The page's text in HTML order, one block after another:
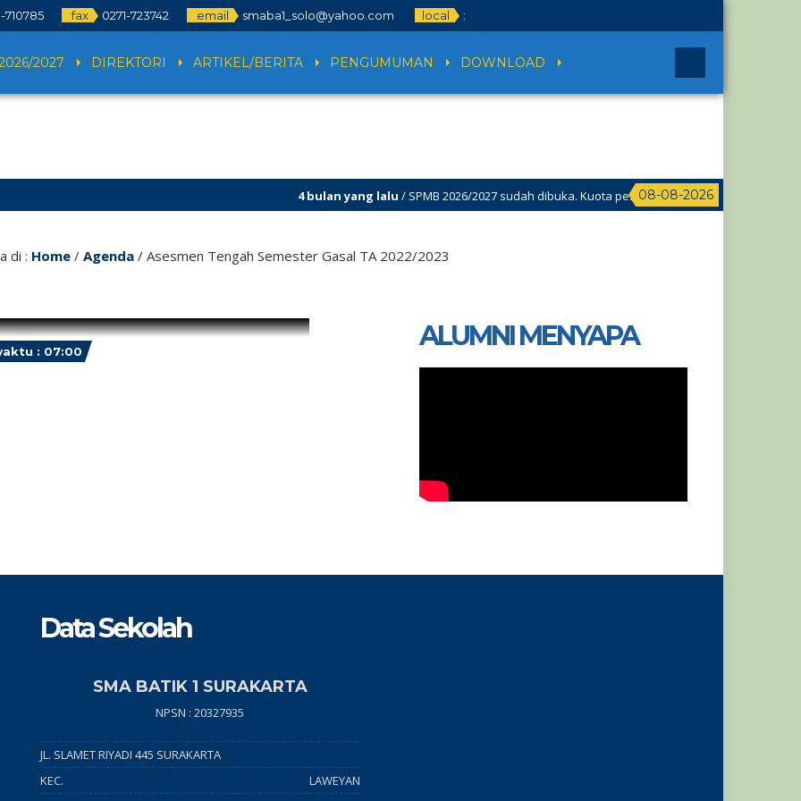
710785 fax 0271-723742 email smaba1_solo@yahoo.com local :
2027 DIREKTORI ARTIKEL/BERITA PENGUMUMAN DOWNLOAD
08-08-2026
4 bulan yang lalu/ SPMB 2026/2027 sudah dibuka. Kuota peserta didik hampir penuh.
di : Home / Agenda / Asesmen Tengah Semester Gasal TA 2022/2023
: 07:00 ALUMNI MENYAPA
Data Sekolah
SMA BATIK 1 SURAKARTA
NPSN : 20327935
JL. SLAMET RIYADI 445 SURAKARTA
KEC.
LAWEYAN